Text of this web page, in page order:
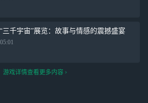
三千宇宙”展览：故事与情感的震撼盛宴
游戏详情查看更多内容